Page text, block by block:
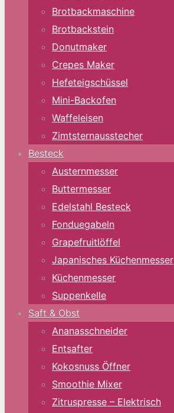
Brotbackmaschine
Brotbackstein
Donutmaker
Crepes Maker
Hefeteigschüssel
Mini-Backofen
Waffeleisen
Zimtsternausstecher
Besteck
Austernmesser
Buttermesser
Edelstahl Besteck
Fonduegabeln
Grapefruitlöffel
Japanisches Küchenmesser
Küchenmesser
Suppenkelle
Saft & Obst
Ananasschneider
Entsafter
Kokosnuss Öffner
Smoothie Mixer
Zitruspresse – Elektrisch